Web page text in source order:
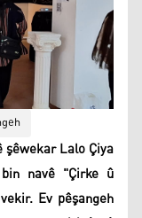
şêwekar Lalo Çiya
navê "Çirke û
Ev pêşangeh